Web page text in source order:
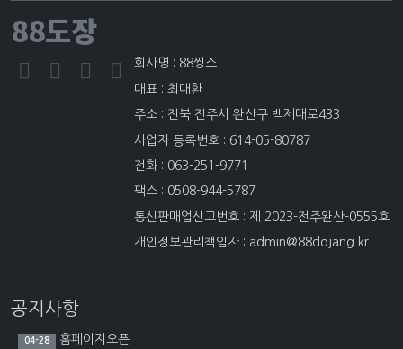
88도장
회사명 : 88씽스
대표 : 최대환
주소 : 전북 전주시 완산구 백제대로433
사업자 등록번호 : 614-05-80787
전화 : 063-251-9771
팩스 : 0508-944-5787
통신판매업신고번호 : 제 2023-전주완산-0555호
개인정보관리책임자 : admin@88dojang.kr
공지사항
04-28 홈페이지오픈